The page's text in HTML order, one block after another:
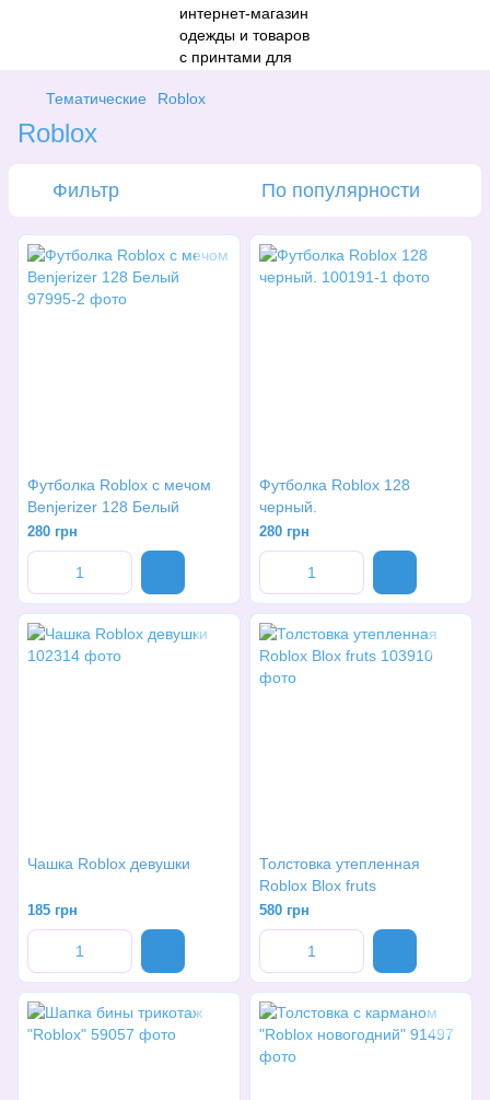
Тематические Roblox
Roblox
Фильтр По популярности
Футболка Roblox с мечом
Benjerizer 128 Белый
280 грн
Футболка Roblox 128
черный.
280 грн
Чашка Roblox девушки
185 грн
Толстовка утепленная
Roblox Blox fruts
580 грн